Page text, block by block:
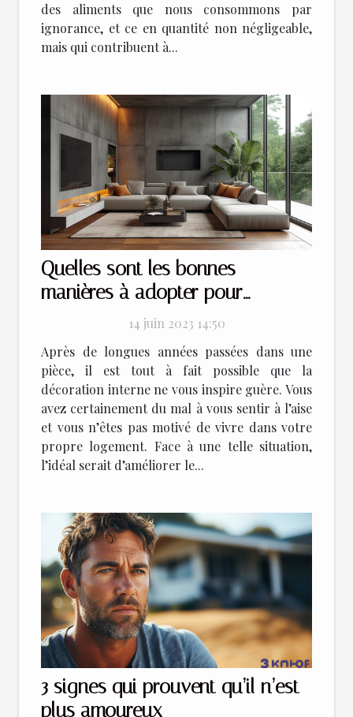
des aliments que nous consommons par
ignorance, et ce en quantité non négligeable,
mais qui contribuent à...
Quelles sont les bonnes
manières à adopter pour
améliorer son design d’intérieur
14 juin 2023 14:50
Après de longues années passées dans une
pièce, il est tout à fait possible que la
décoration interne ne vous inspire guère. Vous
avez certainement du mal à vous sentir à l’aise
et vous n’êtes pas motivé de vivre dans votre
propre logement. Face à une telle situation,
l’idéal serait d’améliorer le...
3 signes qui prouvent qu’il n’est
plus amoureux